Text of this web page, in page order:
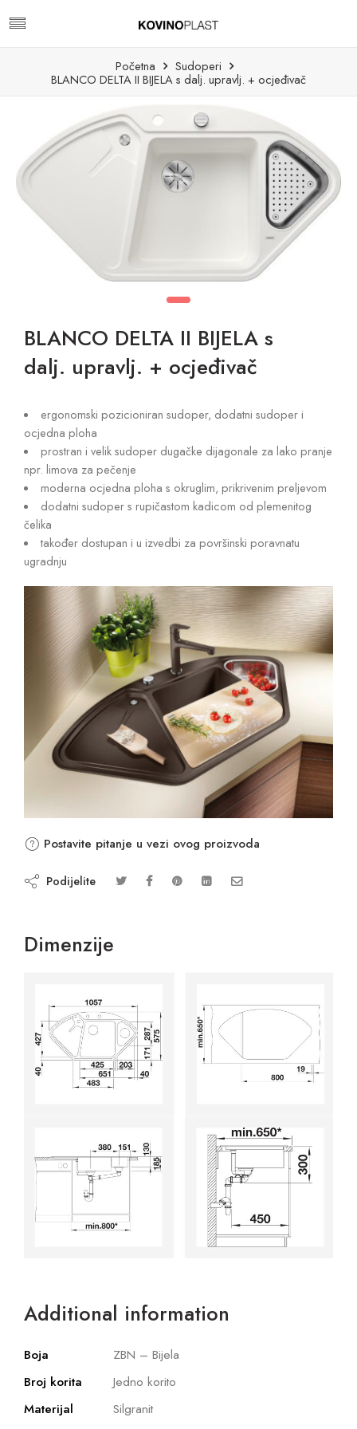
Početna
Sudoperi
BLANCO DELTA II BIJELA s dalj. upravlj. + ocjeđivač
BLANCO DELTA II BIJELA s
dalj. upravlj. + ocjeđivač
ergonomski pozicioniran sudoper, dodatni sudoper i
ocjedna ploha
prostran i velik sudoper dugačke dijagonale za lako pranje
npr. limova za pečenje
moderna ocjedna ploha s okruglim, prikrivenim preljevom
dodatni sudoper s rupičastom kadicom od plemenitog
čelika
također dostupan i u izvedbi za površinski poravnatu
ugradnju
Postavite pitanje u vezi ovog proizvoda
Podijelite
Dimenzije
Additional information
Boja
ZBN – Bijela
Broj korita
Jedno korito
Materijal
Silgranit